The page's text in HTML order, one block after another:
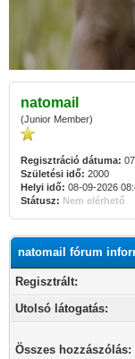
natomail
(Junior Member)
Regisztráció dátuma:
Születési idő: 2000
Helyi idő: 08-09-2026
Státusz: Nem elérhető
natomail fórum
Regisztrált:
Utolsó látogatás:
Összes hozzászólás: